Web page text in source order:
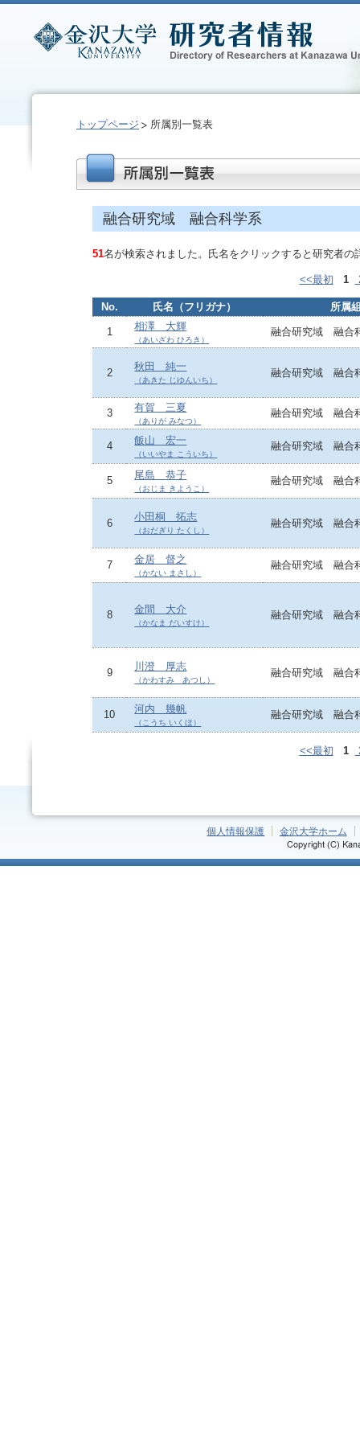
トップページ 所属別一覧表
融合研究域 融合科学系
51名が検索されました。氏名をクリックすると研究者の
<<最初 1
No. 氏名（フリガナ） 所属
1 相澤 大輝
（あいざわ ひろき）
融合研究域 融合
2
秋田 純一
（あきた じゆんいち）
融合研究域 融合
3 有賀 三夏
（ありが みなつ）
融合研究域 融合
4 飯山 宏一
（いいやま こういち）
融合研究域 融合
5 尾島 恭子
（おじま きようこ）
融合研究域 融合
6
小田桐 拓志
（おだぎり たくし）
融合研究域 融合
7 金居 督之
（かない まさし）
融合研究域 融合
8 金間 大介
（かなま だいすけ）
融合研究域 融合
9
川澄 厚志
（かわすみ あつし）
融合研究域 融合
10 河内 幾帆
（こうち いくほ）
融合研究域 融合
<<最初 1
個人情報保護 金沢大学ホーム